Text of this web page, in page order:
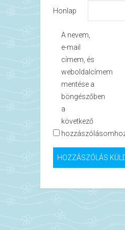
Honlap
A nevem,
e-mail
címem, és
weboldalcímem
mentése a
böngészőben
a
következő